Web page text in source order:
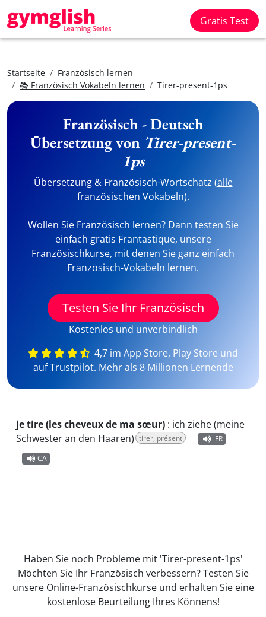
Gratis Test
Startseite
Französisch lernen
📚 Französisch Vokabeln lernen
Tirer-present-1ps
Französisch - Deutsch
Übersetzung von Tirer-present-
1ps
Übersetzung & Französisch-Wortschatz (alle
französischen Vokabeln).
Wollen Sie Französisch lernen? Dann testen Sie
einfach gratis Frantastique, unsere
Französischkurse, mit denen Sie ganz einfach
Französisch-Vokabeln lernen.
Testen Sie Ihr Französisch
Kostenlos und unverbindlich
4,7 im App Store, Play Store und
auf Trustpilot. Mehr als 8 Millionen Lernende
je tire (les cheveux de ma sœur) : ich ziehe (meine
Schwester an den Haaren) tirer, présent
FR
CA
Haben Sie noch Probleme mit 'Tirer-present-1ps'
Möchten Sie Ihr Französisch verbessern? Testen Sie
unsere Online-Französischkurse und erhalten Sie eine
kostenlose Beurteilung Ihres Könnens!